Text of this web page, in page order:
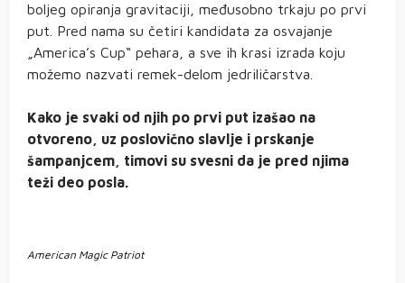
boljeg opiranja gravitaciji, međusobno trkaju po prvi
put. Pred nama su četiri kandidata za osvajanje
„America’s Cup“ pehara, a sve ih krasi izrada koju
možemo nazvati remek-delom jedriličarstva.
Kako je svaki od njih po prvi put izašao na
otvoreno, uz poslovično slavlje i prskanje
šampanjcem, timovi su svesni da je pred njima
teži deo posla.
American Magic Patriot